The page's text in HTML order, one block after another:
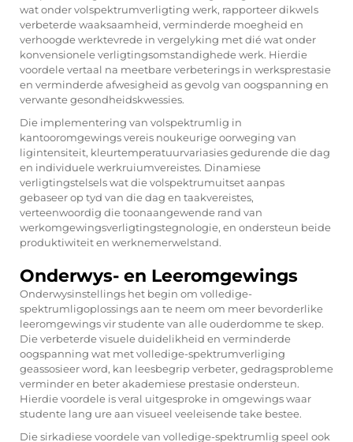
wat onder volspektrumverligting werk, rapporteer dikwels
verbeterde waaksaamheid, verminderde moegheid en
verhoogde werktevrede in vergelyking met dié wat onder
konvensionele verligtingsomstandighede werk. Hierdie
voordele vertaal na meetbare verbeterings in werksprestasie
en verminderde afwesigheid as gevolg van oogspanning en
verwante gesondheidskwessies.
Die implementering van volspektrumlig in
kantooromgewings vereis noukeurige oorweging van
ligintensiteit, kleurtemperatuurvariasies gedurende die dag
en individuele werkruiumvereistes. Dinamiese
verligtingstelsels wat die volspektrumuitset aanpas
gebaseer op tyd van die dag en taakvereistes,
verteenwoordig die toonaangewende rand van
werkomgewingsverligtingstegnologie, en ondersteun beide
produktiwiteit en werknemerwelstand.
Onderwys- en Leeromgewings
Onderwysinstellings het begin om volledige-
spektrumligoplossings aan te neem om meer bevorderlike
leeromgewings vir studente van alle ouderdomme te skep.
Die verbeterde visuele duidelikheid en verminderde
oogspanning wat met volledige-spektrumverliging
geassosieer word, kan leesbegrip verbeter, gedragsprobleme
verminder en beter akademiese prestasie ondersteun.
Hierdie voordele is veral uitgesproke in omgewings waar
studente lang ure aan visueel veeleisende take bestee.
Die sirkadiese voordele van volledige-spektrumlig speel ook